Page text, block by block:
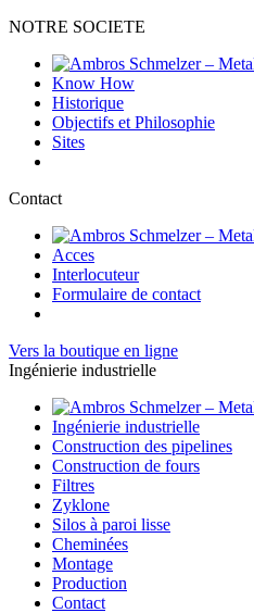
NOTRE SOCIETE
Know How
Historique
Objectifs et Philosophie
Sites
Contact
Acces
Interlocuteur
Formulaire de contact
Vers la boutique en ligne
Ingénierie industrielle
Ingénierie industrielle
Construction des pipelines
Construction de fours
Filtres
Zyklone
Silos à paroi lisse
Cheminées
Montage
Production
Contact